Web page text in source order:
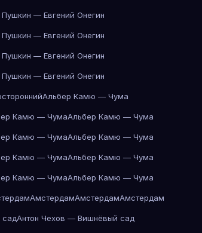
— Евгений Онегин
— Евгений Онегин
— Евгений Онегин
— Евгений Онегин
Альбер Камю — Чума
Камю — ЧумаАльбер Камю — Чума
Камю — ЧумаАльбер Камю — Чума
Камю — ЧумаАльбер Камю — Чума
Камю — ЧумаАльбер Камю — Чума
АмстердамАмстердамАмстердам
Антон Чехов — Вишнёвый сад